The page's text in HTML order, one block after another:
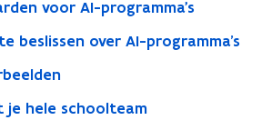
voor AI-programma's
beslissen over AI-programma’s
je hele schoolteam